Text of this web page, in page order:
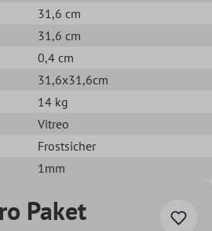
31,6 cm
31,6 cm
0,4 cm
31,6x31,6cm
14 kg
Vitreo
Frostsicher
1mm
Paket